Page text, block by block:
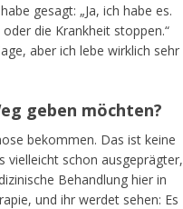
gesagt: „Ja, ich habe es.
die Krankheit stoppen.“
aber ich lebe wirklich sehr
geben möchten?
bekommen. Das ist keine
vielleicht schon ausgeprägter,
Behandlung hier in
und ihr werdet sehen: Es